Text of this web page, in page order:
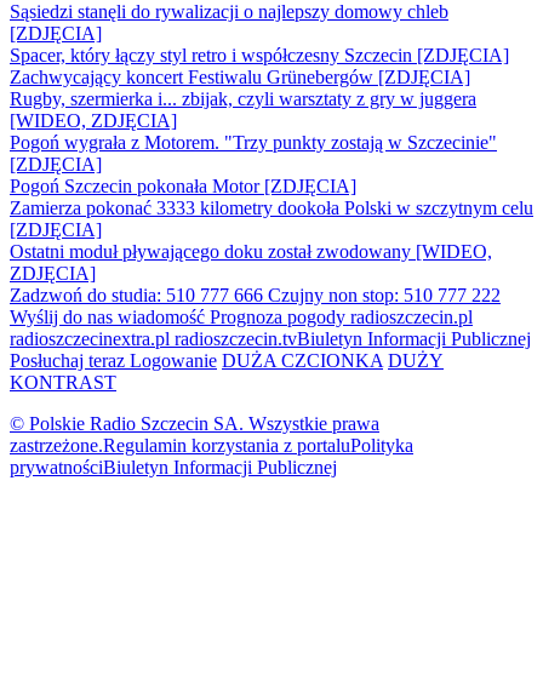
Sąsiedzi stanęli do rywalizacji o najlepszy domowy chleb
[ZDJĘCIA]
Spacer, który łączy styl retro i współczesny Szczecin [ZDJĘCIA]
Zachwycający koncert Festiwalu Grünebergów [ZDJĘCIA]
Rugby, szermierka i... zbijak, czyli warsztaty z gry w juggera
[WIDEO, ZDJĘCIA]
Pogoń wygrała z Motorem. "Trzy punkty zostają w Szczecinie"
[ZDJĘCIA]
Pogoń Szczecin pokonała Motor [ZDJĘCIA]
Zamierza pokonać 3333 kilometry dookoła Polski w szczytnym celu
[ZDJĘCIA]
Ostatni moduł pływającego doku został zwodowany [WIDEO,
ZDJĘCIA]
Zadzwoń do studia: 510 777 666 Czujny non stop: 510 777 222
Wyślij do nas wiadomość Prognoza pogody radioszczecin.pl
radioszczecinextra.pl radioszczecin.tvBiuletyn Informacji Publicznej
Posłuchaj teraz Logowanie DUŻA CZCIONKA DUŻY
KONTRAST
© Polskie Radio Szczecin SA. Wszystkie prawa
zastrzeżone.Regulamin korzystania z portaluPolityka
prywatnościBiuletyn Informacji Publicznej